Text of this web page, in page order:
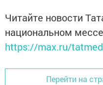
Читайте новости
национальном
https://max.ru/
Перейти на